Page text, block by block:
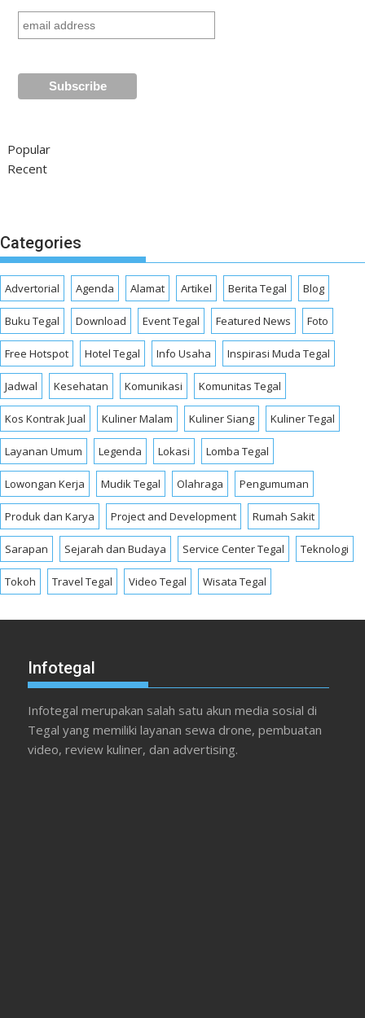
Popular
Recent
Categories
Advertorial Agenda Alamat Artikel Berita Tegal Blog
Buku Tegal Download Event Tegal Featured News Foto
Free Hotspot Hotel Tegal Info Usaha Inspirasi Muda Tegal
Jadwal Kesehatan Komunikasi Komunitas Tegal
Kos Kontrak Jual Kuliner Malam Kuliner Siang Kuliner Tegal
Layanan Umum Legenda Lokasi Lomba Tegal
Lowongan Kerja Mudik Tegal Olahraga Pengumuman
Produk dan Karya Project and Development Rumah Sakit
Sarapan Sejarah dan Budaya Service Center Tegal Teknologi
Tokoh Travel Tegal Video Tegal Wisata Tegal
Infotegal
Infotegal merupakan salah satu akun media sosial di
Tegal yang memiliki layanan sewa drone, pembuatan
video, review kuliner, dan advertising.